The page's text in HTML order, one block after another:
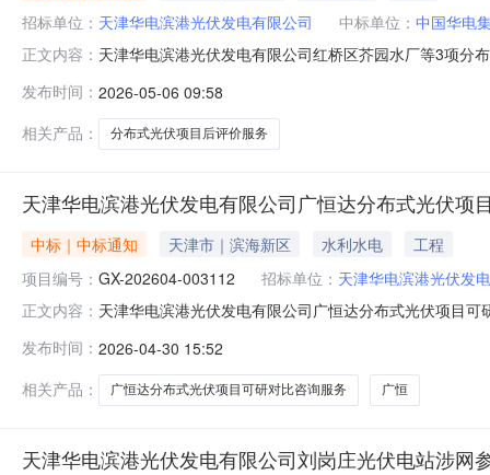
招标单位： 天津华电滨港光伏发电有限公司 中标单位： 中国华电
正文内容： 天津华电滨港光伏发电有限公司红桥区芥园水厂等3项分
间:2026-05-0609:28:06五、公示结束时间:2026-05-
发布时间： 2026-05-06 09:58
相关产品：
分布式光伏项目后评价服务
天津华电滨港光伏发电有限公司广恒达分布式光伏项
中标｜中标通知 天津市｜滨海新区 水利水电
工程
项目编号： GX-202604-003112 招标单位： 天津华电滨港光伏发
正文内容： 天津华电滨港光伏发电有限公司广恒达分布式光伏项目
七、采购清单序号采购人物资名称税率采购范围成交供
计有限公司发布日期：2026-
发布时间： 2026-04-30 15:52
相关产品：
广恒达分布式光伏项目可研对比咨询服务 广恒
天津华电滨港光伏发电有限公司刘岗庄光伏电站涉